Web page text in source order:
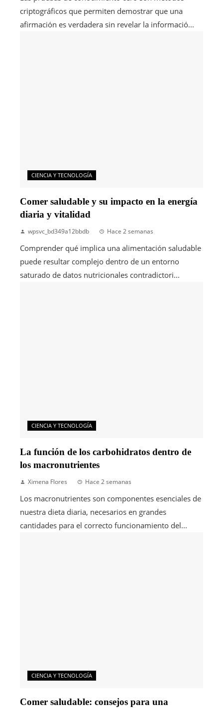
criptográficos que permiten demostrar que una
afirmación es verdadera sin revelar la informació...
CIENCIA Y TECNOLOGÍA
Comer saludable y su impacto en la energía
diaria y vitalidad
wpsvc_bd349a12bbdb Hace 2 semanas
Comprender qué implica una alimentación saludable
puede resultar complejo dentro de un entorno
saturado de datos nutricionales contradictori...
CIENCIA Y TECNOLOGÍA
La función de los carbohidratos dentro de
los macronutrientes
Ximena Flores Hace 2 semanas
Los macronutrientes son componentes esenciales de
nuestra dieta diaria, necesarios en grandes
cantidades para el correcto funcionamiento del...
CIENCIA Y TECNOLOGÍA
Comer saludable: consejos para una